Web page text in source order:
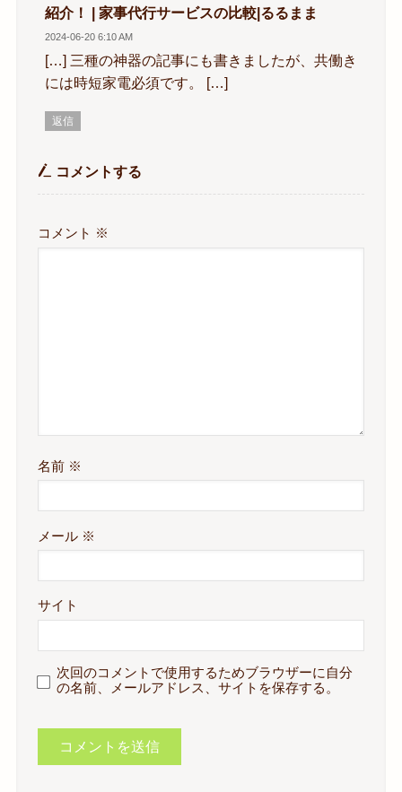
紹介！ | 家事代行サービスの比較|るるまま
2024-06-20 6:10 AM
[…] 三種の神器の記事にも書きましたが、共働き
には時短家電必須です。 […]
返信
コメントする
コメント ※
名前 ※
メール ※
サイト
次回のコメントで使用するためブラウザーに自分
の名前、メールアドレス、サイトを保存する。